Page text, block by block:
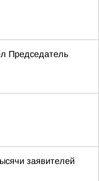
Председатель
заявителей